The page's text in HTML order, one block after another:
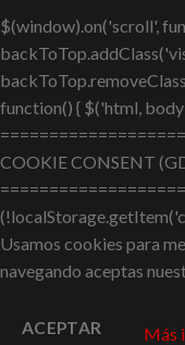
$(window).on('scroll',
function() { $('html,
COOKIE CONSENT
Usamos cookies para
navegando aceptas
ACEPTAR Más